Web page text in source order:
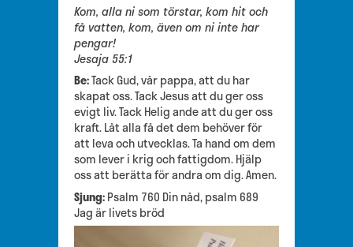
Kom, alla ni som törstar, kom hit och
få vatten, kom, även om ni inte har
pengar!
Jesaja 55:1
Be:Tack Gud, vår pappa, att du har
skapat oss. Tack Jesus att du ger oss
evigt liv. Tack Helig ande att du ger oss
kraft. Låt alla få det dem behöver för
att leva och utvecklas. Ta hand om dem
som lever i krig och fattigdom. Hjälp
oss att berätta för andra om dig. Amen.
Sjung:Psalm 760 Din nåd, psalm 689
Jag är livets bröd